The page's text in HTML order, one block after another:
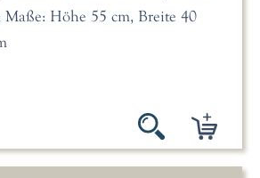
Maße: Höhe 55 cm, Breite 40